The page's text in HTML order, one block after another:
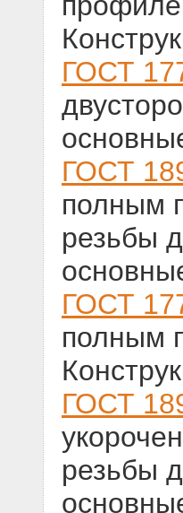
ГОСТ
ГОСТ
полным
резьбы
ГОСТ
полным
ГОСТ
резьбы